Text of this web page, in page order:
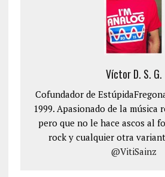
Víctor D. S. G.
Cofundador de
1999. Apasionado de la
pero que no le hace ascos al
rock y cualquier otra
@VitiSainz